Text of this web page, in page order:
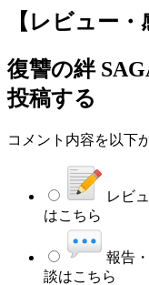
【レビュー・
復讐の絆
投稿する
コメント内容を以下
レビ
はこちら
報告
談はこちら